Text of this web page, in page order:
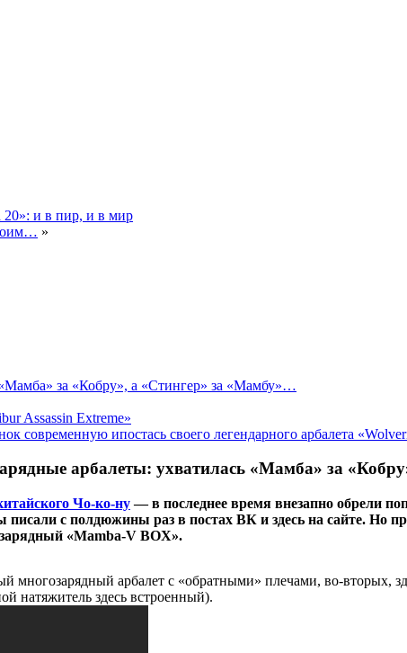
20»: и в пир, и в мир
»
за «Кобру», а «Стингер» за «Мамбу»…
Assassin Extreme»
современную ипостась своего легендарного арбалета
арбалеты: ухватилась «Мамба» за
Чо-ко-ну— в последнее время внезапно обрели
писали с полдюжины раз в постах ВК и здесь на сайте. Но
«Mamba-V BOX».
многозарядный арбалет с «обратными» плечами, во-вторых,
натяжитель здесь встроенный).